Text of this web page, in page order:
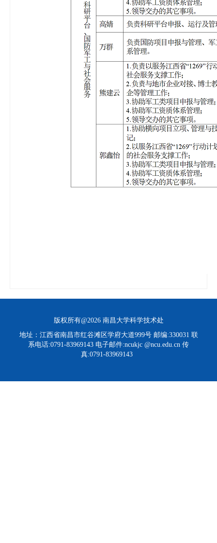
版权所有@2026 南昌大学科学技术处
地址：江西省南昌市红谷滩区学府大道999号 邮编:330031 联
系电话:0791-83969143 电子邮件:ncukjc @ncu.edu.cn 传
真:0791-83969143